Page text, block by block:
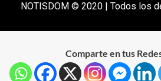
NOTISDOM © 2020 | Todos los
Comparte en tus